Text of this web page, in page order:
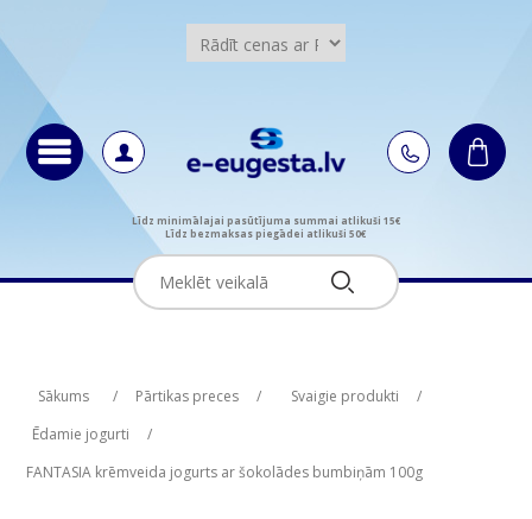
Līdz minimālajai pasūtījuma summai atlikuši 15€
Līdz bezmaksas piegādei atlikuši 50€
Sākums / Pārtikas preces / Svaigie produkti
/
Ēdamie jogurti
/
FANTASIA krēmveida jogurts ar šokolādes bumbiņām 100g